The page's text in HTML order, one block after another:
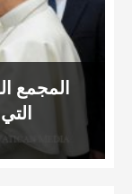
المجمع